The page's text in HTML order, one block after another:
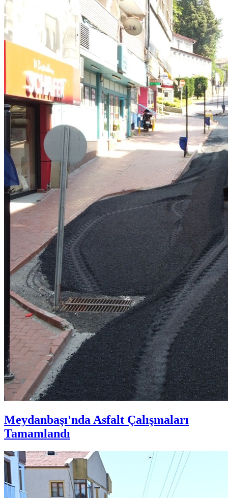
Meydanbaşı'nda Asfalt Çalışmaları
Tamamlandı